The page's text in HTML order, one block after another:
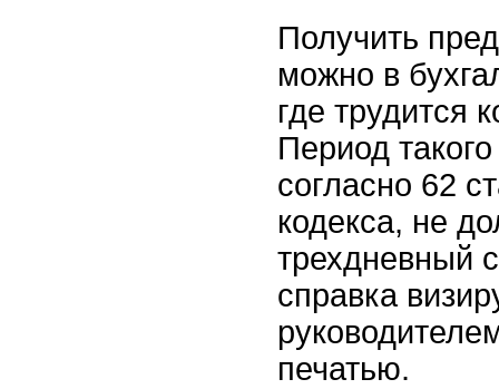
Получить
можно в
где трудится
Период
согласно 62
кодекса, не
трехдневный
справка
печатью.